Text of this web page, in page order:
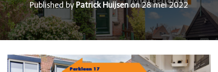
G
T
O
N
Published byPatrick Huijsenon28 mei 2022